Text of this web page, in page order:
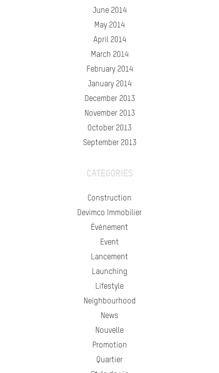
June 2014
May 2014
April 2014
March 2014
February 2014
January 2014
December 2013
November 2013
October 2013
September 2013
CATEGORIES
Construction
Devimco Immobilier
Événement
Event
Lancement
Launching
Lifestyle
Neighbourhood
News
Nouvelle
Promotion
Quartier